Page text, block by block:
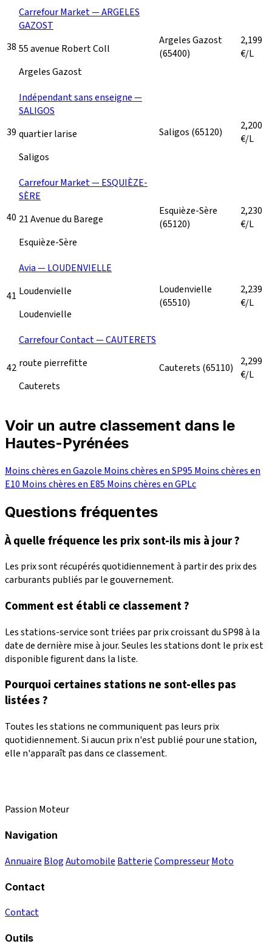
38
Carrefour Market — ARGELES
GAZOST
55 avenue Robert Coll
Argeles Gazost
Argeles Gazost
(65400)
2,199
€/L
39
Indépendant sans enseigne —
SALIGOS
quartier larise
Saligos
Saligos (65120)
2,200
€/L
40
Carrefour Market — ESQUIÈZE-
SÈRE
21 Avenue du Barege
Esquièze-Sère
Esquièze-Sère
(65120)
2,230
€/L
41
Avia — LOUDENVIELLE
Loudenvielle
Loudenvielle
Loudenvielle
(65510)
2,239
€/L
42
Carrefour Contact — CAUTERETS
route pierrefitte
Cauterets
Cauterets (65110)
2,299
€/L
Voir un autre classement dans le
Hautes-Pyrénées
Moins chères en Gazole Moins chères en SP95 Moins chères en
E10 Moins chères en E85 Moins chères en GPLc
Questions fréquentes
À quelle fréquence les prix sont-ils mis à jour ?
Les prix sont récupérés quotidiennement à partir des prix des
carburants publiés par le gouvernement.
Comment est établi ce classement ?
Les stations-service sont triées par prix croissant du SP98 à la
date de dernière mise à jour. Seules les stations dont le prix est
disponible figurent dans la liste.
Pourquoi certaines stations ne sont-elles pas
listées ?
Toutes les stations ne communiquent pas leurs prix
quotidiennement. Si aucun prix n'est publié pour une station,
elle n'apparaît pas dans ce classement.
Passion Moteur
Navigation
Annuaire BlogAutomobile BatterieCompresseurMoto
Contact
Contact
Outils